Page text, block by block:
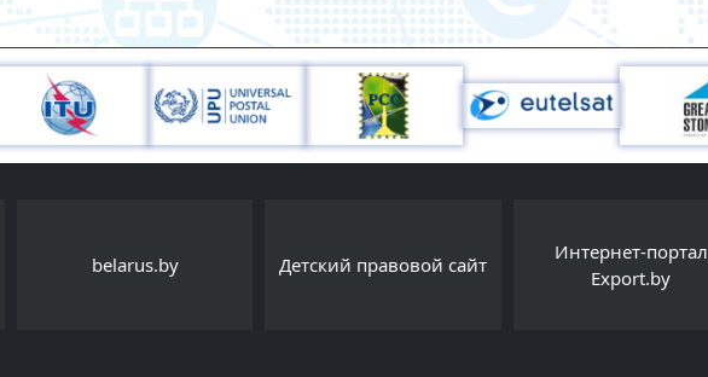
belarus.by Детский правовой сайт
Интернет-портал
Export.by